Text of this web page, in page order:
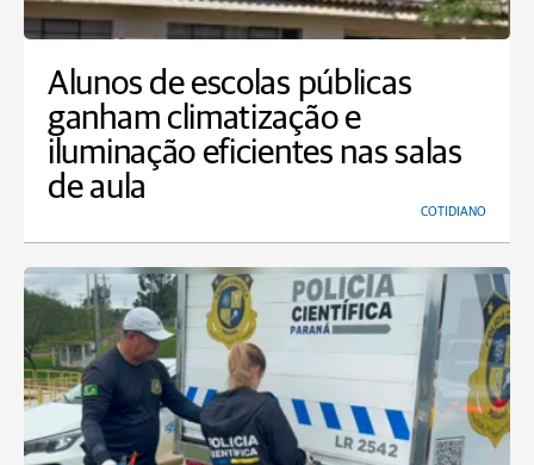
Alunos de escolas públicas
ganham climatização e
iluminação eficientes nas salas
de aula
COTIDIANO